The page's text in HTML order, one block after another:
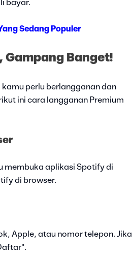
bayar.
Sedang Populer
Banget!
perlu berlangganan dan
ini cara langganan Premium
membuka aplikasi Spotify di
di browser.
Apple, atau nomor telepon. Jika